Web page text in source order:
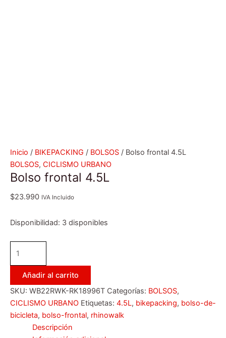
Inicio / BIKEPACKING / BOLSOS / Bolso frontal 4.5L
BOLSOS, CICLISMO URBANO
Bolso frontal 4.5L
$23.990 IVA Incluido
Disponibilidad: 3 disponibles
Añadir al carrito
SKU: WB22RWK-RK18996T Categorías: BOLSOS,
CICLISMO URBANO Etiquetas: 4.5L, bikepacking, bolso-de-
bicicleta, bolso-frontal, rhinowalk
Descripción